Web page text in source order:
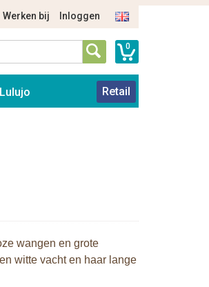
Werken bij Inloggen
0
Lulujo Retail
wangen en grote
witte vacht en haar lange